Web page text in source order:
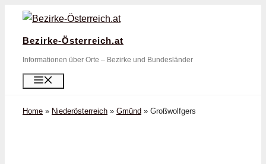
Zum
springen
Bezirke-Österreich.at
Informationen über Orte – Bezirke und Bundesländer
Home » Niederösterreich » Gmünd » Großwolfgers